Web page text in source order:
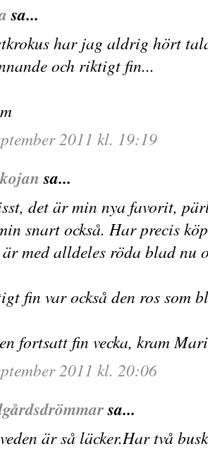
sa...
har jag aldrig hört
och riktigt fin...
2011 kl. 19:19
sa...
det är min nya favorit,
snart också. Har precis
är med alldeles röda blad nu
fin var också den ros som
fortsatt fin vecka, kram
2011 kl. 20:06
sa...
är så läcker.Har två